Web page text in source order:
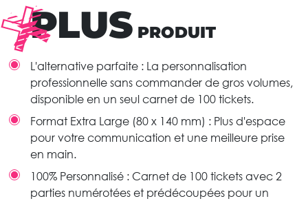
PLUS PRODUIT
L'alternative parfaite : La personnalisation
professionnelle sans commander de gros volumes,
disponible en un seul carnet de 100 tickets.
Format Extra Large (80 x 140 mm) : Plus d'espace
pour votre communication et une meilleure prise
en main.
100% Personnalisé : Carnet de 100 tickets avec 2
parties numérotées et prédécoupées pour un